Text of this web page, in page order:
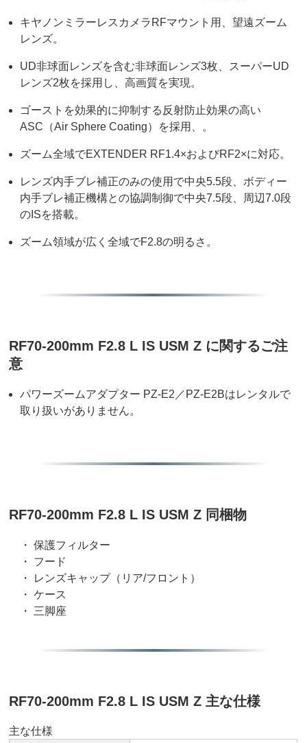
キヤノンミラーレスカメラRFマウント用、望遠ズーム
レンズ。
UD非球面レンズを含む非球面レンズ3枚、スーパーUD
レンズ2枚を採用し、高画質を実現。
ゴーストを効果的に抑制する反射防止効果の高い
ASC（Air Sphere Coating）を採用、。
ズーム全域でEXTENDER RF1.4×およびRF2×に対応。
レンズ内手ブレ補正のみの使用で中央5.5段、ボディー
内手ブレ補正機構との協調制御で中央7.5段、周辺7.0段
のISを搭載。
ズーム領域が広く全域でF2.8の明るさ。
RF70-200mm F2.8 L IS USM Z に関するご注
意
パワーズームアダプター PZ-E2／PZ-E2Bはレンタルで
取り扱いがありません。
RF70-200mm F2.8 L IS USM Z 同梱物
・ 保護フィルター
・ フード
・ レンズキャップ（リア/フロント）
・ ケース
・ 三脚座
RF70-200mm F2.8 L IS USM Z 主な仕様
主な仕様